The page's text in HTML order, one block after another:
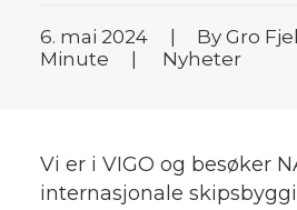
6. mai 2024 ByGro
Minute
Nyheter
Vi er i VIGO og besøker
internasjonale